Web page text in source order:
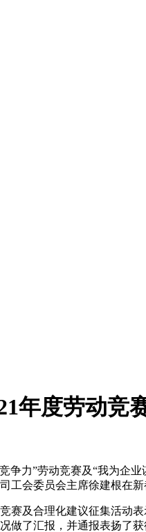
年度劳动竞
争力”劳动竞赛及“我为企
会委员会主席徐建根在
赛及合理化建议征集活动
做了汇报，并通报表扬了获